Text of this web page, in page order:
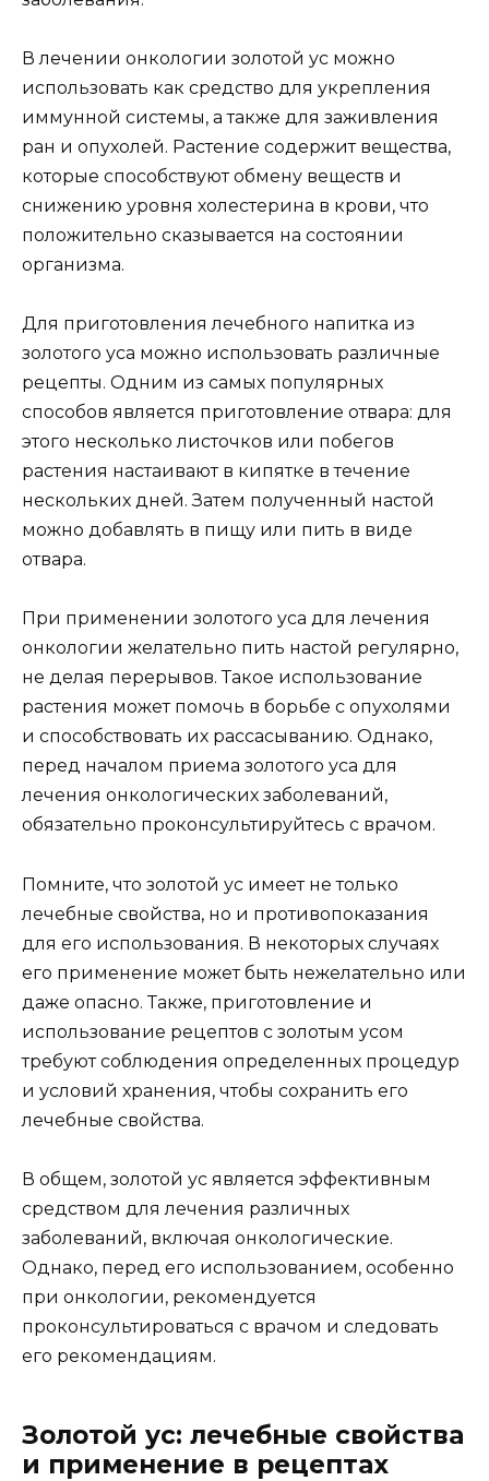
В лечении онкологии золотой ус можно
использовать как средство для укрепления
иммунной системы, а также для заживления
ран и опухолей. Растение содержит вещества,
которые способствуют обмену веществ и
снижению уровня холестерина в крови, что
положительно сказывается на состоянии
организма.
Для приготовления лечебного напитка из
золотого уса можно использовать различные
рецепты. Одним из самых популярных
способов является приготовление отвара: для
этого несколько листочков или побегов
растения настаивают в кипятке в течение
нескольких дней. Затем полученный настой
можно добавлять в пищу или пить в виде
отвара.
При применении золотого уса для лечения
онкологии желательно пить настой регулярно,
не делая перерывов. Такое использование
растения может помочь в борьбе с опухолями
и способствовать их рассасыванию. Однако,
перед началом приема золотого уса для
лечения онкологических заболеваний,
обязательно проконсультируйтесь с врачом.
Помните, что золотой ус имеет не только
лечебные свойства, но и противопоказания
для его использования. В некоторых случаях
его применение может быть нежелательно или
даже опасно. Также, приготовление и
использование рецептов с золотым усом
требуют соблюдения определенных процедур
и условий хранения, чтобы сохранить его
лечебные свойства.
В общем, золотой ус является эффективным
средством для лечения различных
заболеваний, включая онкологические.
Однако, перед его использованием, особенно
при онкологии, рекомендуется
проконсультироваться с врачом и следовать
его рекомендациям.
Золотой ус: лечебные свойства
и применение в рецептах